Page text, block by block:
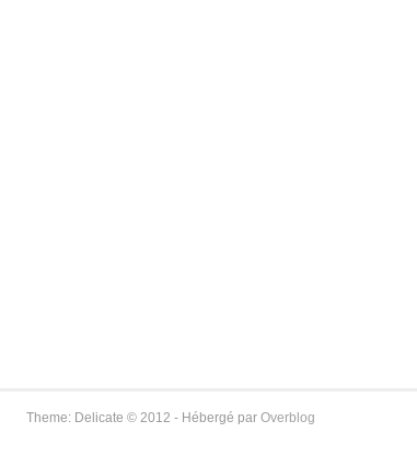
Theme: Delicate © 2012 - Hébergé par Overblog